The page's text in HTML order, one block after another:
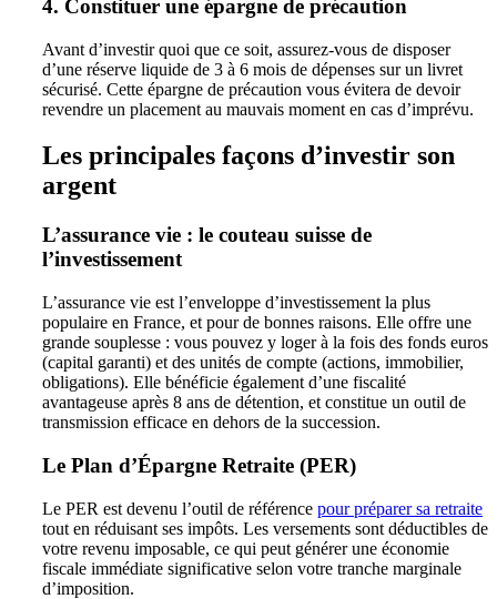
4. Constituer une épargne de précaution
Avant d’investir quoi que ce soit, assurez-vous de disposer
d’une réserve liquide de 3 à 6 mois de dépenses sur un livret
sécurisé. Cette épargne de précaution vous évitera de devoir
revendre un placement au mauvais moment en cas d’imprévu.
Les principales façons d’investir son
argent
L’assurance vie : le couteau suisse de
l’investissement
L’assurance vie est l’enveloppe d’investissement la plus
populaire en France, et pour de bonnes raisons. Elle offre une
grande souplesse : vous pouvez y loger à la fois des fonds euros
(capital garanti) et des unités de compte (actions, immobilier,
obligations). Elle bénéficie également d’une fiscalité
avantageuse après 8 ans de détention, et constitue un outil de
transmission efficace en dehors de la succession.
Le Plan d’Épargne Retraite (PER)
Le PER est devenu l’outil de référence pour préparer sa retraite
tout en réduisant ses impôts. Les versements sont déductibles de
votre revenu imposable, ce qui peut générer une économie
fiscale immédiate significative selon votre tranche marginale
d’imposition.